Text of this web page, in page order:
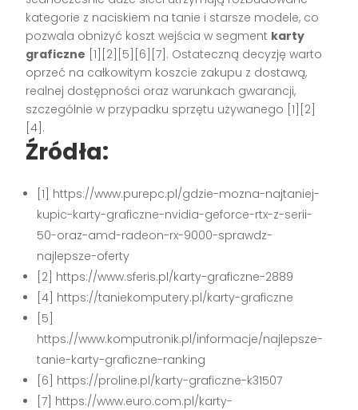
kategorie z naciskiem na tanie i starsze modele, co
pozwala obniżyć koszt wejścia w segment karty
graficzne [1][2][5][6][7]. Ostateczną decyzję warto
oprzeć na całkowitym koszcie zakupu z dostawą,
realnej dostępności oraz warunkach gwarancji,
szczególnie w przypadku sprzętu używanego [1][2]
[4].
Źródła:
[1] https://www.purepc.pl/gdzie-mozna-najtaniej-
kupic-karty-graficzne-nvidia-geforce-rtx-z-serii-
50-oraz-amd-radeon-rx-9000-sprawdz-
najlepsze-oferty
[2] https://www.sferis.pl/karty-graficzne-2889
[4] https://taniekomputery.pl/karty-graficzne
[5]
https://www.komputronik.pl/informacje/najlepsze-
tanie-karty-graficzne-ranking
[6] https://proline.pl/karty-graficzne-k31507
[7] https://www.euro.com.pl/karty-